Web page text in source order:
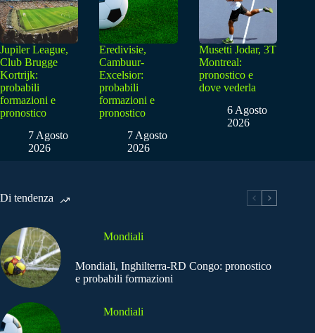
Jupiler League,
Club Brugge
Kortrijk:
probabili
formazioni e
pronostico
7 Agosto
2026
Eredivisie,
Cambuur-
Excelsior:
probabili
formazioni e
pronostico
7 Agosto
2026
Musetti Jodar, 3T
Montreal:
pronostico e
dove vederla
6 Agosto
2026
Di tendenza
Mondiali
Mondiali, Inghilterra-RD Congo: pronostico
e probabili formazioni
Mondiali